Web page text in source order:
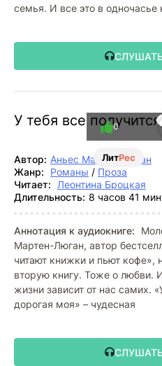
семья. И все это в одночасье
У тебя все
ЛитРес
0
Автор: Аньес Мартен-Люган
Жанр:
Романы / Проза
Читает:
Леонтина Броцкая
Длительность: 8 часов 41
Аннотация к аудиокниге:
Мартен-Люган, автор
читают книжки и пьют кофе»,
вторую книгу. Тоже о любви.
жизни зависит от нас самих.
дорогая моя» – чудесная